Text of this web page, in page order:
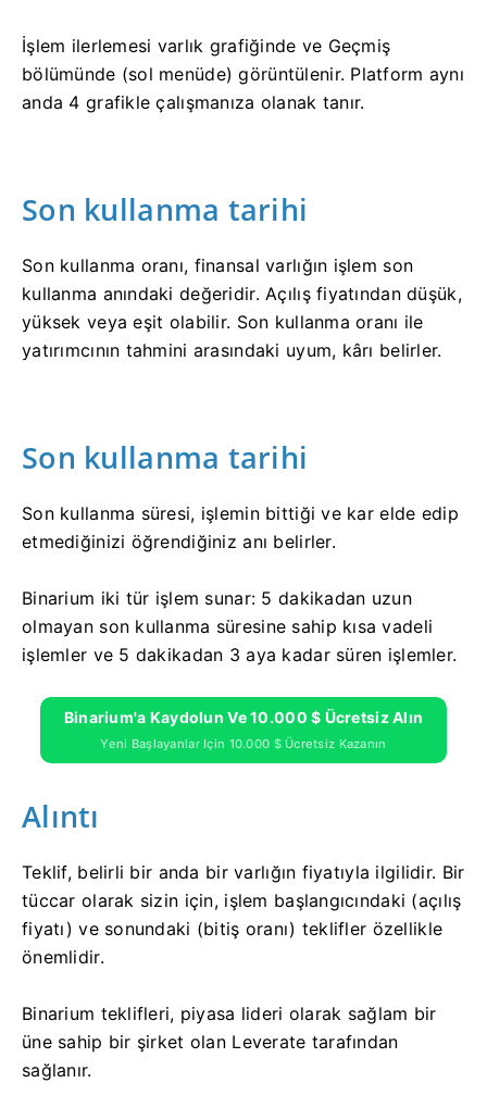
İşlem ilerlemesi varlık grafiğinde ve Geçmiş
bölümünde (sol menüde) görüntülenir. Platform aynı
anda 4 grafikle çalışmanıza olanak tanır.
Son kullanma tarihi
Son kullanma oranı, finansal varlığın işlem son
kullanma anındaki değeridir. Açılış fiyatından düşük,
yüksek veya eşit olabilir. Son kullanma oranı ile
yatırımcının tahmini arasındaki uyum, kârı belirler.
Son kullanma tarihi
Son kullanma süresi, işlemin bittiği ve kar elde edip
etmediğinizi öğrendiğiniz anı belirler.
Binarium iki tür işlem sunar: 5 dakikadan uzun
olmayan son kullanma süresine sahip kısa vadeli
işlemler ve 5 dakikadan 3 aya kadar süren işlemler.
Binarium'a Kaydolun Ve 10.000 $ Ücretsiz Alın
Yeni Başlayanlar Için 10.000 $ Ücretsiz Kazanın
Alıntı
Teklif, belirli bir anda bir varlığın fiyatıyla ilgilidir. Bir
tüccar olarak sizin için, işlem başlangıcındaki (açılış
fiyatı) ve sonundaki (bitiş oranı) teklifler özellikle
önemlidir.
Binarium teklifleri, piyasa lideri olarak sağlam bir
üne sahip bir şirket olan Leverate tarafından
sağlanır.